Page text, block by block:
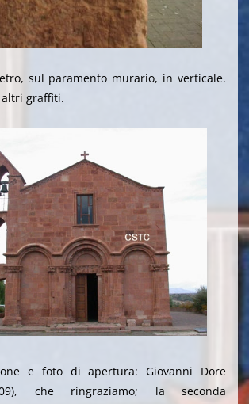
sul paramento murario, in verticale.
graffiti.
e foto di apertura: Giovanni Dore
che ringraziamo; la seconda